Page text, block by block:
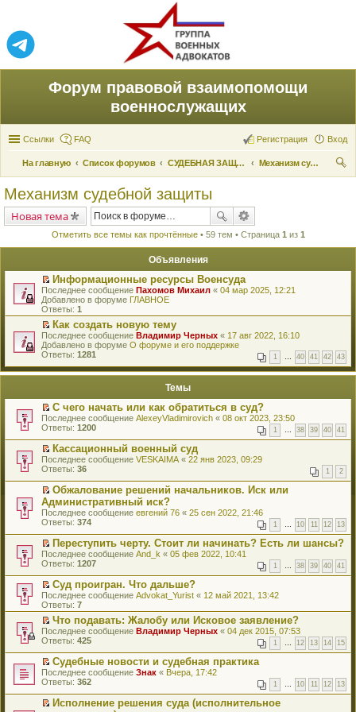
Форум правовой взаимопомощи
военнослужащих
Ссылки FAQ Вход
Регистрация
На главную Список форумов СУДЕБНАЯ ЗАЩИТА ПРАВ
Механизм судебной защиты
Механизм судебной защиты
Новая тема
Отметить все темы как прочтённые• 59 тем • Страница 1 из 1
Объявления
П
е
р
е
й
т
и
к
е
о
м
у
н
е
п
р
о
и
а
н
н
о
м
у
с
о
о
б
щ
е
н
и
ю
Информационные ресурсы Военсуда
Последнее сообщение Пахомов Михаил « 04 мар 2025, 12:21
Добавлено в форуме ГЛАВНОЕ
Ответы: 1
П
е
р
й
к
п
е
р
в
о
м
у
е
п
р
о
ч
и
а
н
о
м
у
с
о
о
б
е
н
и
ю
Как создать новую тему
Последнее сообщение Владимир Черных « 17 авг 2022, 16:10
Добавлено в форуме О форуме и его поддержке
Ответы: 1281 1 … 40 41 42 43
Темы
П
е
е
й
т
и
к
п
е
р
в
м
у
н
е
п
р
о
ч
и
а
н
н
о
м
у
с
о
С чего начать или как обратиться в суд?
Последнее сообщение AlexeyVladimirovich « 08 окт 2023, 23:50
Ответы: 1200 1 … 38 39 40 41
П
е
е
й
т
и
к
п
е
р
в
м
у
н
е
п
р
о
и
т
а
н
н
о
Кассационный военный суд
Последнее сообщение VESKAIMA « 22 янв 2023, 09:29
Ответы: 36 1 2
П
е
р
е
й
т
и
к
п
е
р
в
о
м
у
н
е
п
р
о
и
т
Обжалование решений начальников. Иск или
Административный иск?
Последнее сообщение евгений 76 « 25 сен 2022, 21:46
Ответы: 374 1 … 10 11 12 13
П
е
е
й
т
и
к
п
е
р
в
о
м
у
н
е
Переступить черту. Стоит ли начинать? Есть ли шансы?
Последнее сообщение And_k « 05 фев 2022, 10:41
Ответы: 1207 1 … 38 39 40 41
П
е
р
е
й
т
к
п
е
р
в
о
Суд проигран. Что дальше?
Последнее сообщение Advokat_Yurist « 12 май 2021, 13:42
Ответы: 7
П
е
е
й
т
и
к
п
Что подавать: Жалобу или Исковое заявление?
Последнее сообщение Владимир Черных « 04 дек 2015, 07:53
Ответы: 425 1 … 12 13 14 15
П
е
е
й
Судебные новости и судебная практика
Последнее сообщение Знак « Вчера, 17:42
Ответы: 362 1 … 10 11 12 13
Исполнение решения суда (исполнительное